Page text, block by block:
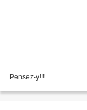
Pensez-y!!!